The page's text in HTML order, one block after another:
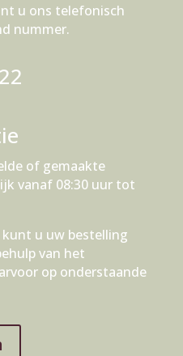
u ons telefonisch
nummer.
of gemaakte
vanaf 08:30 uur tot
u uw bestelling
van het
op onderstaande